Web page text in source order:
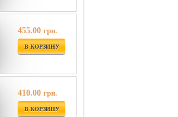
455.00 грн.
В КОРЗИНУ
410.00 грн.
В КОРЗИНУ